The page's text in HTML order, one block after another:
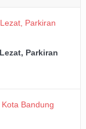
Parkiran